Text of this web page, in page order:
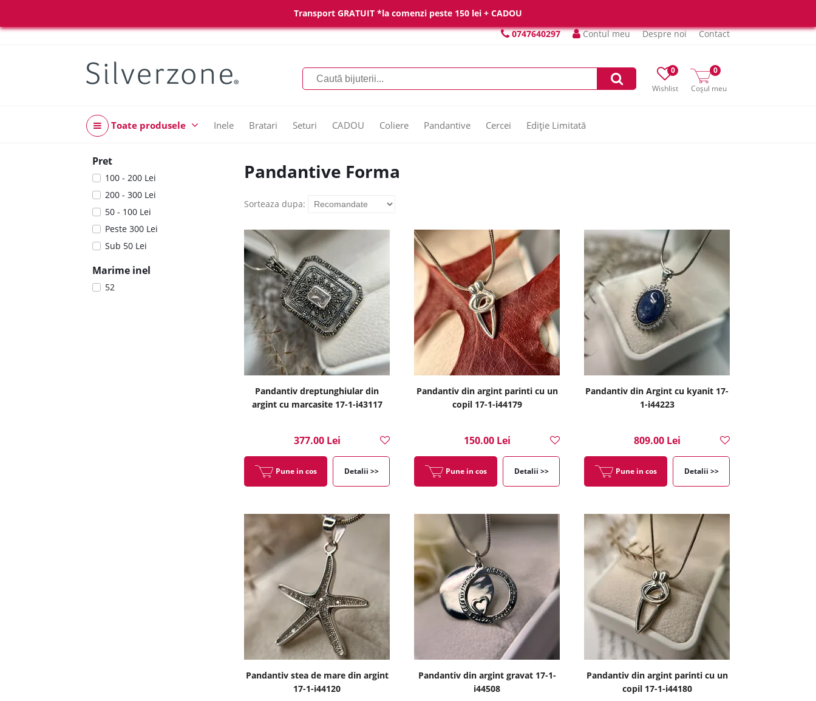
Transport GRATUIT *la comenzi peste 150 lei + CADOU
0747640297
Contul meu Despre noi Contact
Wishlist
0
Coșul meu
0
Toate produsele Inele Bratari Seturi CADOU Coliere Pandantive Cercei Ediție Limitată
Pret
100 - 200 Lei
200 - 300 Lei
50 - 100 Lei
Peste 300 Lei
Sub 50 Lei
Marime inel
52
Pandantive Forma
Sorteaza dupa:
Pandantiv dreptunghiular din
argint cu marcasite 17-1-i43117
377.00 Lei
Pune in cos Detalii >>
Pandantiv din argint parinti cu un
copil 17-1-i44179
150.00 Lei
Pune in cos Detalii >>
Pandantiv din Argint cu kyanit 17-
1-i44223
809.00 Lei
Pune in cos Detalii >>
Pandantiv stea de mare din argint
17-1-i44120
Pandantiv din argint gravat 17-1-
i44508
Pandantiv din argint parinti cu un
copil 17-1-i44180